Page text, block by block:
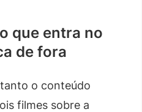
que entra no
de fora
o conteúdo
filmes sobre a